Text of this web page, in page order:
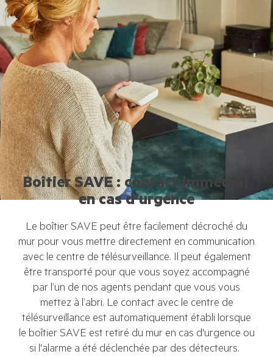
Boîtier SAVE : contact immédiat
en cas d’urgence
Le boîtier SAVE peut être facilement décroché du
mur pour vous mettre directement en communication
avec le centre de télésurveillance. Il peut également
être transporté pour que vous soyez accompagné
par l’un de nos agents pendant que vous vous
mettez à l’abri. Le contact avec le centre de
télésurveillance est automatiquement établi lorsque
le boîtier SAVE est retiré du mur en cas d'urgence ou
si l'alarme a été déclenchée par des détecteurs.